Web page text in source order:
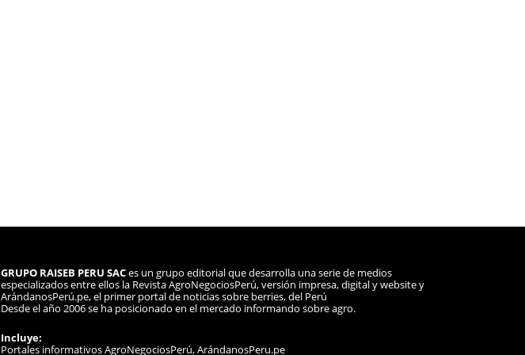
GRUPO RAISEB PERU SACes un grupo editorial que desarrolla una serie de medios
especializados entre ellos la Revista AgroNegociosPerú, versión impresa, digital y website y
ArándanosPerú.pe, el primer portal de noticias sobre berries, del Perú
Desde el año 2006 se ha posicionado en el mercado informando sobre agro.
Incluye:
Portales informativos AgroNegociosPerú, ArándanosPeru.pe